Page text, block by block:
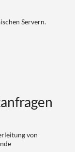
Servern.
von